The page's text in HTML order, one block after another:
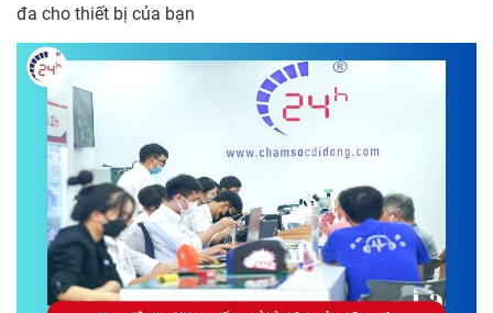
đa cho thiết bị của bạn